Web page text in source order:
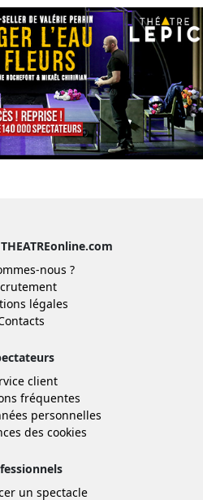
nous ?
légales
client
fréquentes
personnelles
des cookies
un spectacle